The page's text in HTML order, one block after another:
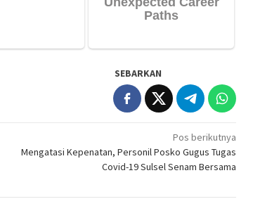
SEBARKAN
Pos berikutnya
Mengatasi Kepenatan, Personil Posko Gugus Tugas
Covid-19 Sulsel Senam Bersama